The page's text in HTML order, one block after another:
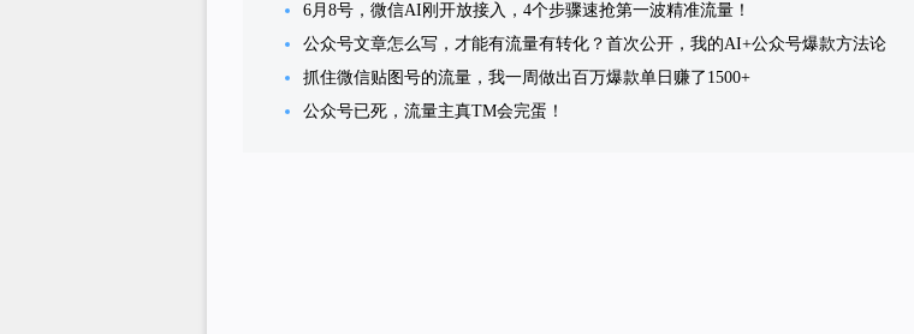
6月8号，微信AI刚开放接入，4个步骤速抢第一波精准流量！
公众号文章怎么写，才能有流量有转化？首次公开，我的AI+公众号爆款方法论
抓住微信贴图号的流量，我一周做出百万爆款单日赚了1500+
公众号已死，流量主真TM会完蛋！